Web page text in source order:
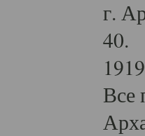
г.
40.
Все